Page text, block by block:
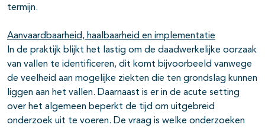
termijn.
Aanvaardbaarheid, haalbaarheid en implementatie
In de praktijk blijkt het lastig om de daadwerkelijke oorzaak
van vallen te identificeren, dit komt bijvoorbeeld vanwege
de veelheid aan mogelijke ziekten die ten grondslag kunnen
liggen aan het vallen. Daarnaast is er in de acute setting
over het algemeen beperkt de tijd om uitgebreid
onderzoek uit te voeren. De vraag is welke onderzoeken